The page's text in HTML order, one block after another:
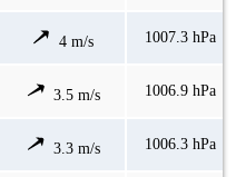
4 m/s 1007.3 hPa
3.5 m/s 1006.9 hPa
3.3 m/s 1006.3 hPa